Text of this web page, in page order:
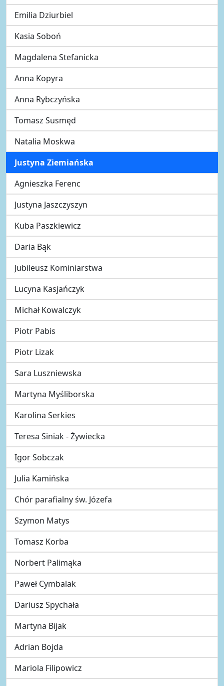
Emilia Dziurbiel
Kasia Soboń
Magdalena Stefanicka
Anna Kopyra
Anna Rybczyńska
Tomasz Susmęd
Natalia Moskwa
Justyna Ziemiańska
Agnieszka Ferenc
Justyna Jaszczyszyn
Kuba Paszkiewicz
Daria Bąk
Jubileusz Kominiarstwa
Lucyna Kasjańczyk
Michał Kowalczyk
Piotr Pabis
Piotr Lizak
Sara Luszniewska
Martyna Myśliborska
Karolina Serkies
Teresa Siniak - Żywiecka
Igor Sobczak
Julia Kamińska
Chór parafialny św. Józefa
Szymon Matys
Tomasz Korba
Norbert Palimąka
Paweł Cymbalak
Dariusz Spychała
Martyna Bijak
Adrian Bojda
Mariola Filipowicz